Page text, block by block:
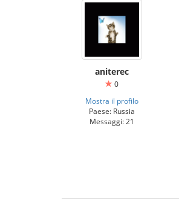
aniterec
0
Mostra il profilo
Paese: Russia
Messaggi: 21